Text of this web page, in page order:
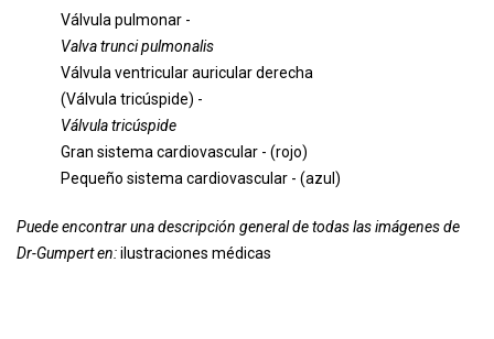
Válvula pulmonar -
Valva trunci pulmonalis
Válvula ventricular auricular derecha
(Válvula tricúspide) -
Válvula tricúspide
Gran sistema cardiovascular - (rojo)
Pequeño sistema cardiovascular - (azul)
Puede encontrar una descripción general de todas las imágenes de
Dr-Gumpert en:ilustraciones médicas